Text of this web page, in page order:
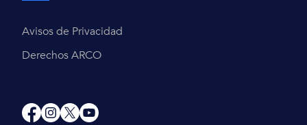
Avisos de Privacidad
Derechos ARCO